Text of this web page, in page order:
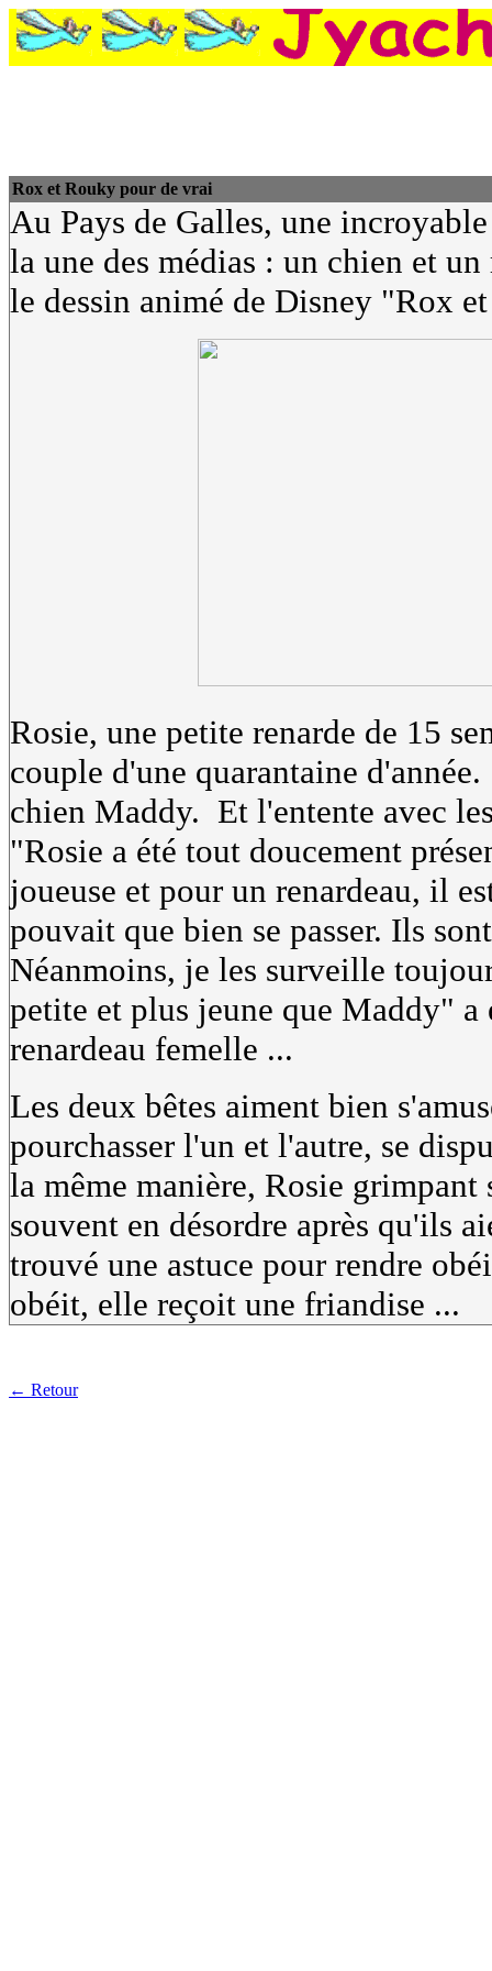
Rox et Rouky pour de vrai
Au Pays de Galles, une
la une des médias : un chien et
le dessin animé de Disney "Rox
Rosie, une petite renarde de 15
couple d'une quarantaine
chien Maddy. Et l'entente avec
"Rosie a été tout doucement
joueuse et pour un renardeau, il
pouvait que bien se passer. Ils
Néanmoins, je les surveille
petite et plus jeune que Maddy"
renardeau femelle ...
Les deux bêtes aiment bien
pourchasser l'un et l'autre, se
la même manière, Rosie
souvent en désordre après qu'ils
trouvé une astuce pour rendre
obéit, elle reçoit une friandise ...
← Retour